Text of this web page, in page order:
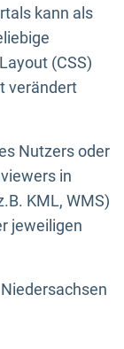
kann als
(CSS)
verändert
Nutzers oder
in
KML, WMS)
jeweiligen